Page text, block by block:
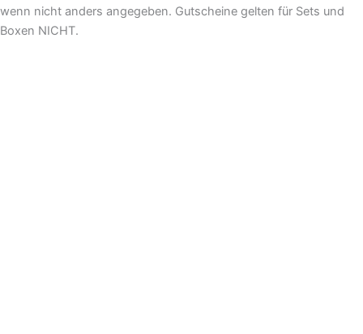
wenn nicht anders angegeben. Gutscheine gelten für Sets und
Boxen NICHT.